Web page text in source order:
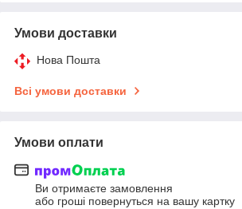
Умови доставки
Нова Пошта
Всі умови доставки
Умови оплати
Ви отримаєте замовлення
або гроші повернуться на вашу картку